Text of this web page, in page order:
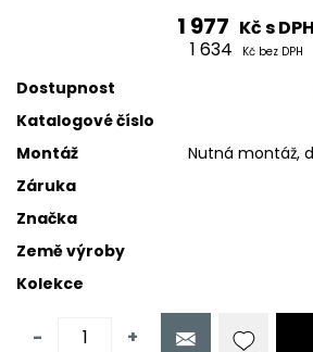
1 977 Kč s DPH
1 634
Kč bez DPH
Dostupnost
Katalogové číslo
Montáž
Nutná montáž,
Záruka
Značka
Země výroby
Kolekce
- +